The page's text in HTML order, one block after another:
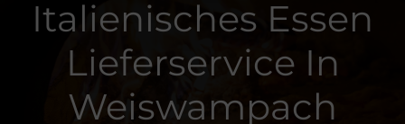
Italienisches Essen
Lieferservice In
Weiswampach